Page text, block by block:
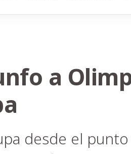
a
desde el punto